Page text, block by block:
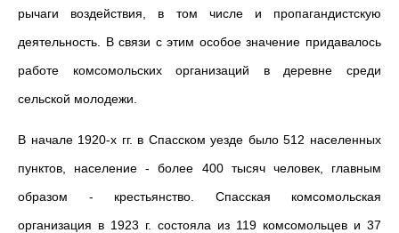
рычаги воздействия, в том числе и пропагандистскую
деятельность. В связи с этим особое значение придавалось
работе комсомольских организаций в деревне среди
сельской молодежи.
В начале 1920-х гг. в Спасском уезде было 512 населенных
пунктов, население - более 400 тысяч человек, главным
образом - крестьянство. Спасская комсомольская
организация в 1923 г. состояла из 119 комсомольцев и 37